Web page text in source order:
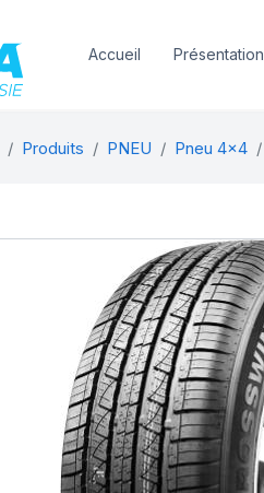
Accueil Présentation
Produits PNEU Pneu 4x4